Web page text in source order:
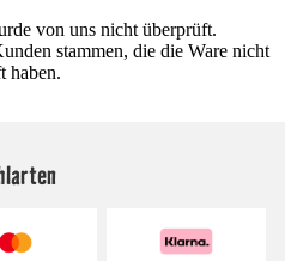
von uns nicht überprüft.
stammen, die die Ware nicht
haben.